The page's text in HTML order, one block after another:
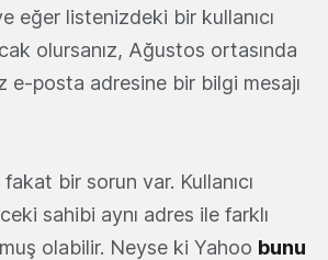
eğer listenizdeki bir kullanıcı
olursanız, Ağustos ortasında
e-posta adresine bir bilgi mesajı
bir sorun var. Kullanıcı
sahibi aynı adres ile farklı
olabilir. Neyse ki Yahoo bunu